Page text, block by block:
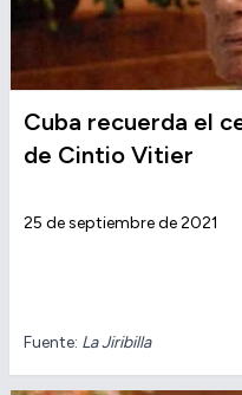
Cuba recuerda el
de Cintio Vitier
25 de septiembre de 2021
Fuente: La Jiribilla